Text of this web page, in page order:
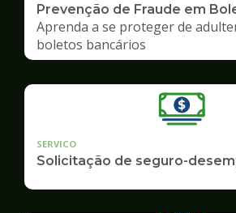
Prevenção de Fraude em
Aprenda a se proteger de
boletos bancários
SERVICO
Solicitação de seguro-